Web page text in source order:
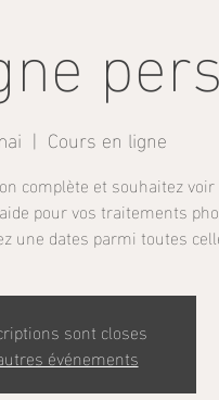
  |
Cours en ligne
complète et souhaitez
pour vos traitements
une dates parmi toutes
sont closes
événements